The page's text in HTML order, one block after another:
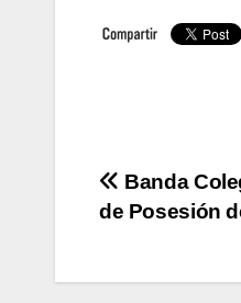
Banda
de Posesión